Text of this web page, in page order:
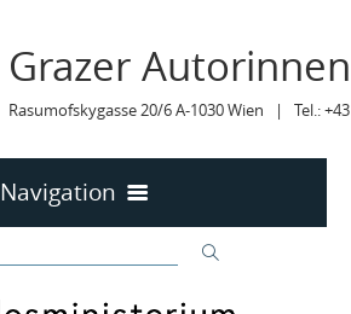
Grazer
Rasumofskygasse 20/6 A-1030 Wien | Tel.:
Navigation